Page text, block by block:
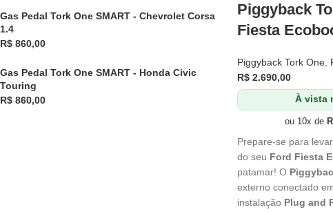
Gas Pedal Tork One SMART - Chevrolet Corsa
1.4
R$ 860,00
Gas Pedal Tork One SMART - Honda Civic
Touring
R$ 860,00
Piggyback
Fiesta
Piggyback Tork One,
R$2.690,00
À vista
ou 10x de
Prepare-se para
do seu Ford Fiesta
patamar! O
externo conectado
instalação Plug and